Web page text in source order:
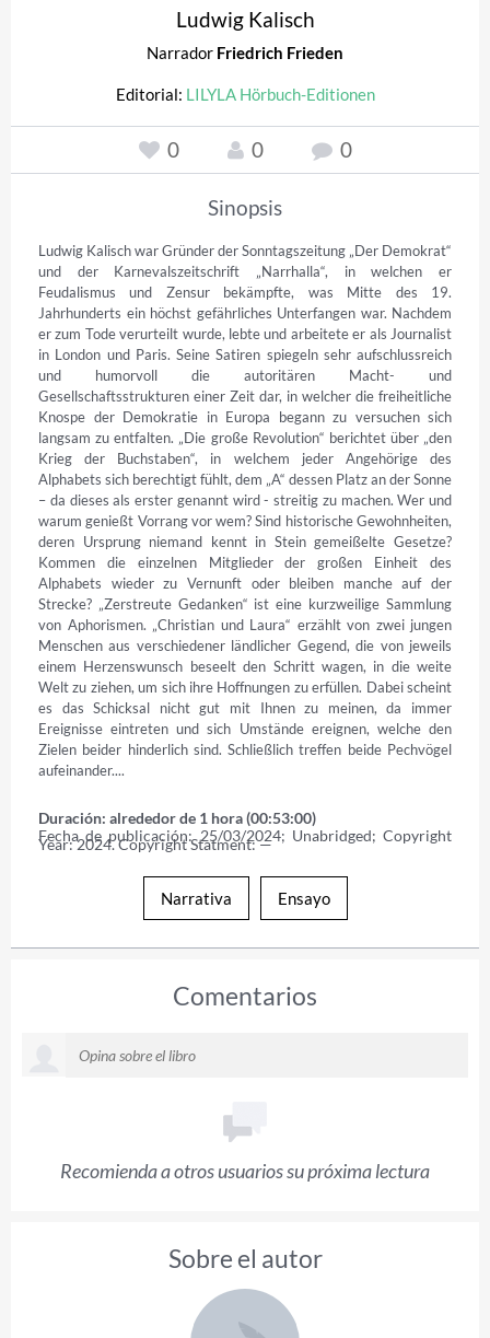
Ludwig Kalisch
Narrador Friedrich Frieden
Editorial: LILYLA Hörbuch-Editionen
0 0 0
Sinopsis
Ludwig Kalisch war Gründer der Sonntagszeitung „Der Demokrat“
und der Karnevalszeitschrift „Narrhalla“, in welchen er
Feudalismus und Zensur bekämpfte, was Mitte des 19.
Jahrhunderts ein höchst gefährliches Unterfangen war. Nachdem
er zum Tode verurteilt wurde, lebte und arbeitete er als Journalist
in London und Paris. Seine Satiren spiegeln sehr aufschlussreich
und humorvoll die autoritären Macht- und
Gesellschaftsstrukturen einer Zeit dar, in welcher die freiheitliche
Knospe der Demokratie in Europa begann zu versuchen sich
langsam zu entfalten. „Die große Revolution“ berichtet über „den
Krieg der Buchstaben“, in welchem jeder Angehörige des
Alphabets sich berechtigt fühlt, dem „A“ dessen Platz an der Sonne
– da dieses als erster genannt wird - streitig zu machen. Wer und
warum genießt Vorrang vor wem? Sind historische Gewohnheiten,
deren Ursprung niemand kennt in Stein gemeißelte Gesetze?
Kommen die einzelnen Mitglieder der großen Einheit des
Alphabets wieder zu Vernunft oder bleiben manche auf der
Strecke? „Zerstreute Gedanken“ ist eine kurzweilige Sammlung
von Aphorismen. „Christian und Laura“ erzählt von zwei jungen
Menschen aus verschiedener ländlicher Gegend, die von jeweils
einem Herzenswunsch beseelt den Schritt wagen, in die weite
Welt zu ziehen, um sich ihre Hoffnungen zu erfüllen. Dabei scheint
es das Schicksal nicht gut mit Ihnen zu meinen, da immer
Ereignisse eintreten und sich Umstände ereignen, welche den
Zielen beider hinderlich sind. Schließlich treffen beide Pechvögel
aufeinander....
Duración: alrededor de 1 hora (00:53:00)
Fecha de publicación: 25/03/2024; Unabridged; Copyright
Year: 2024. Copyright Statment: —
Narrativa Ensayo
Comentarios
Recomienda a otros usuarios su próxima lectura
Sobre el autor